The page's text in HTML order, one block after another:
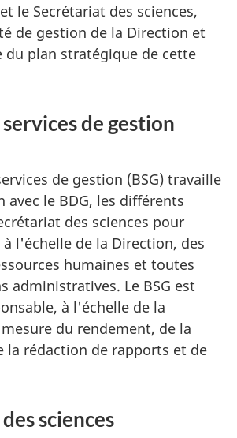
le Secrétariat des sciences,
de gestion de la Direction et
du plan stratégique de cette
de gestion
de gestion (BSG) travaille
avec le BDG, les différents
des sciences pour
l'échelle de la Direction, des
humaines et toutes
administratives. Le BSG est
à l'échelle de la
du rendement, de la
la rédaction de rapports et de
sciences